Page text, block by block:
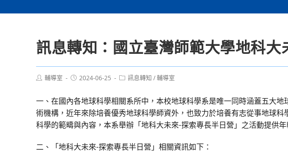
訊息轉知：國立臺灣師範大學地科
Post輔導室
Post2024-06-25
Post訊息轉知 /輔導室
一、在國內各地球科學相關系所中，本校地球科學系是唯一同時涵蓋五大
術機構，近年來除培養優秀地球科學師資外，也致力於培養有志從事地球
科學的範疇與內容，本系舉辦「地科大未來-探索專長半日營」之活動提供
二、「地科大未來-探索專長半日營」相關資訊如下：